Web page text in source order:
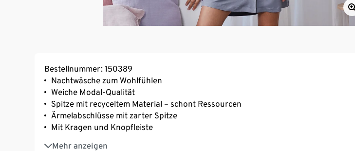
Bestellnummer: 150389
Nachtwäsche zum Wohlfühlen
Weiche Modal-Qualität
Spitze mit recyceltem Material – schont Ressourcen
Ärmelabschlüsse mit zarter Spitze
Mit Kragen und Knopfleiste
Mehr anzeigen
Mit hochwertigem Markenelasthan für Langlebigkeit und hohe Waschbeständigkeit